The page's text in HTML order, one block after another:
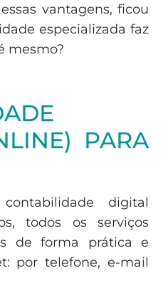
vantagens, ficou
especializada faz
mesmo?
PARA
digital
todos os serviços
de forma prática e
por telefone, e-mail